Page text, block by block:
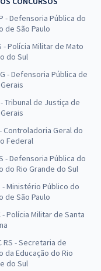
- Defensoria Pública do
de São Paulo
- Polícia Militar de Mato
do Sul
- Defensoria Pública de
- Tribunal de Justiça de
- Controladoria Geral do
Federal
- Defensoria Pública do
do Rio Grande do Sul
- Ministério Público do
de São Paulo
- Polícia Militar de Santa
RS - Secretaria de
da Educação do Rio
do Sul